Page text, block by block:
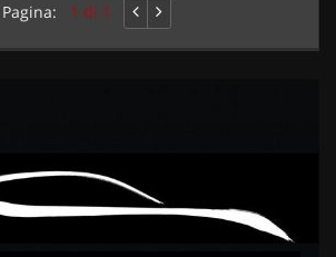
Pagina: 1 di 1